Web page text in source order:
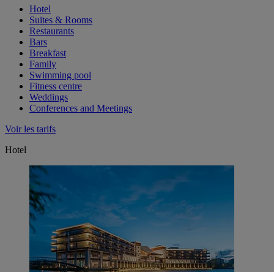
Hotel
Suites & Rooms
Restaurants
Bars
Breakfast
Family
Swimming pool
Fitness centre
Weddings
Conferences and Meetings
Voir les tarifs
Hotel